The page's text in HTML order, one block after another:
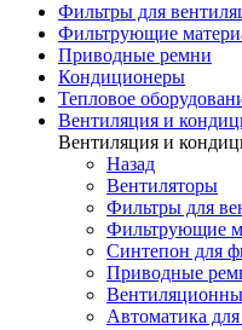
Фильтры для
Фильтрующие
Приводные ремни
Кондиционеры
Тепловое
Вентиляция и
Вентиляция и
Назад
Вентиляторы
Фильтры для
Фильтрующие
Синтепон для
Приводные
Автоматика